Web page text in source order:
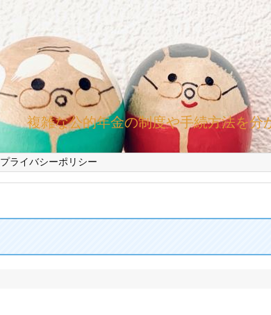
複雑な公的年金の制度や手続方法を分
プライバシーポリシー